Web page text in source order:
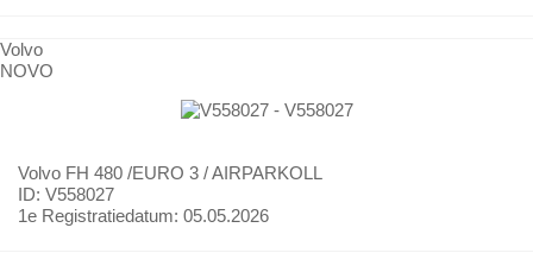
Volvo
NOVO
Volvo FH 480 /EURO 3 / AIRPARKOLL
ID: V558027
1e Registratiedatum: 05.05.2026